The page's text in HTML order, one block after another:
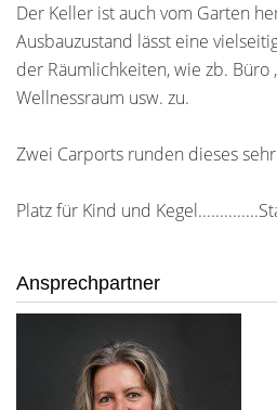
Der Keller ist auch vom Garten
Ausbauzustand lässt eine
der Räumlichkeiten, wie zb.
Wellnessraum usw. zu.
Zwei Carports runden dieses
Platz für Kind und
Ansprechpartner